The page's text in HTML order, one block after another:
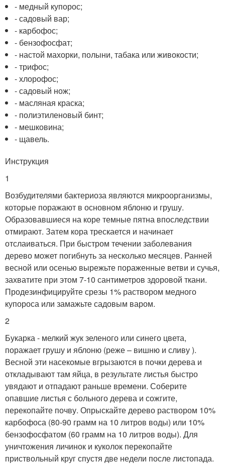
- медный купорос;
- садовый вар;
- карбофос;
- бензофосфат;
- настой махорки, полыни, табака или живокости;
- трифос;
- хлорофос;
- садовый нож;
- масляная краска;
- полиэтиленовый бинт;
- мешковина;
- щавель.
Инструкция
1
Возбудителями бактериоза являются микроорганизмы,
которые поражают в основном яблоню и грушу.
Образовавшиеся на коре темные пятна впоследствии
отмирают. Затем кора трескается и начинает
отслаиваться. При быстром течении заболевания
дерево может погибнуть за несколько месяцев. Ранней
весной или осенью вырежьте пораженные ветви и сучья,
захватите при этом 7-10 сантиметров здоровой ткани.
Продезинфицируйте срезы 1% раствором медного
купороса или замажьте садовым варом.
2
Букарка - мелкий жук зеленого или синего цвета,
поражает грушу и яблоню (реже – вишню и сливу ).
Весной эти насекомые вгрызаются в почки дерева и
откладывают там яйца, в результате листья быстро
увядают и отпадают раньше времени. Соберите
опавшие листья с больного дерева и сожгите,
перекопайте почву. Опрыскайте дерево раствором 10%
карбофоса (80-90 грамм на 10 литров воды) или 10%
бензофосфатом (60 грамм на 10 литров воды). Для
уничтожения личинок и куколок перекопайте
приствольный круг спустя две недели после листопада.